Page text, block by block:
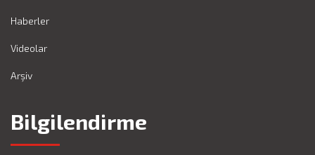
Haberler
Videolar
Arşiv
Bilgilendirme